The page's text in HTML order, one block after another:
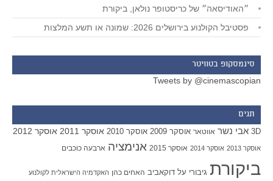
״האודיסאה״ של כריסטופר נולאן, ביקורת
פסטיבל הקולנוע בירושלים 2026: שמונה או תשע המלצות
סינמסקופ בטוויטר
Tweets by @cinemascopian
תגים
3D אבי נשר אווטאר אוסקר 2009 אוסקר 2010 אוסקר 2011 אוסקר 2012
אוסקר 2013 אוסקר 2014 אוסקר 2015 אנימציה ארבעה כוכבים
ביקורת גיבורי על דוקאביב האחים כהן האקדמיה הישראלית לקולנוע